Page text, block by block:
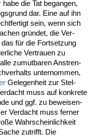
ha­be die Tat be­gan­gen,
dar. Ei­ne auf ihn
sein, wenn sich
gründet, die Ver­
für die Fort­set­zung
Ver­trau­en zu
zu­mut­ba­ren An­stren­
un­ter­nom­men,
Ge­le­gen­heit zur Stel­
muss auf kon­kre­te
und ggf. zu be­wei­sen­
Ver­dacht muss fer­ner
Wahr­schein­lich­keit
zu­trifft. Die